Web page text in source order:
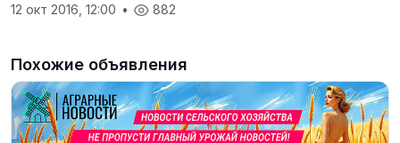
12 окт 2016, 12:00 • 882
Похожие объявления